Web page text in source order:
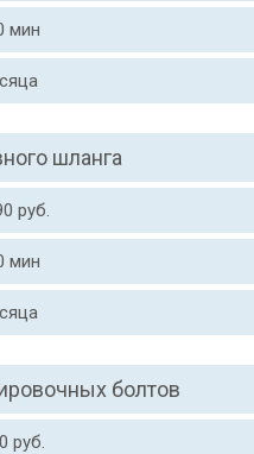
мин
шланга
руб.
мин
болтов
руб.